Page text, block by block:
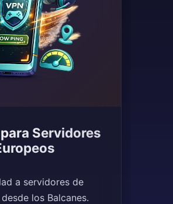
Servidores
a servidores de
los Balcanes.